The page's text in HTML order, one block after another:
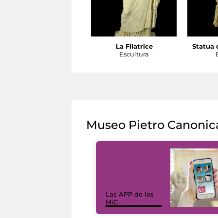
La Filatrice
Escultura
Statua
Museo Pietro
Las APP de los
MiC